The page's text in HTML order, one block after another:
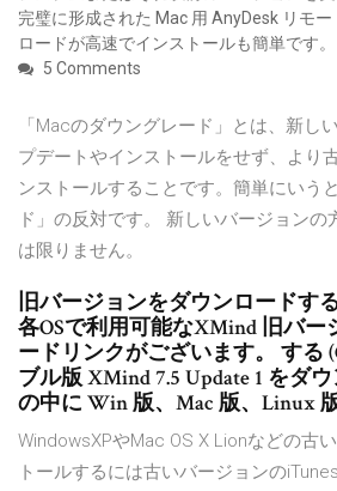
完璧に形成された Mac 用 AnyDesk リモ
ロードが高速でインストールも簡単です。
5 Comments
「Macのダウングレード」とは、新し
プデートやインストールをせず、より
ンストールすることです。簡単にいう
ド」の反対です。 新しいバージョンの
は限りません。
旧バージョンをダウンロードす
各OSで利用可能なXMind 旧バー
ードリンクがございます。 する
ブル版 XMind 7.5 Update 1 をダ
の中に Win 版、Mac 版、Linux
WindowsXPやMac OS X Lionなどの古
トールするには古いバージョンの